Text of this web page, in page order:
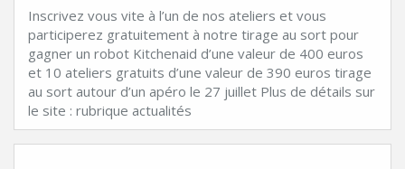
Inscrivez vous vite à l’un de nos ateliers et vous
participerez gratuitement à notre tirage au sort pour
gagner un robot Kitchenaid d’une valeur de 400 euros
et 10 ateliers gratuits d’une valeur de 390 euros tirage
au sort autour d’un apéro le 27 juillet Plus de détails sur
le site : rubrique actualités